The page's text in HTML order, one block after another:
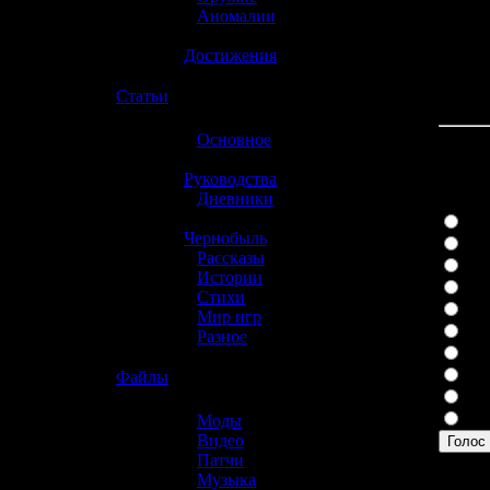
Аномалии
Достижения
Статьи
Основное
Руководства
Дневники
Чернобыль
Рассказы
Истории
Стихи
Мир игр
Разное
Файлы
Моды
Видео
Патчи
Музыка
Голос